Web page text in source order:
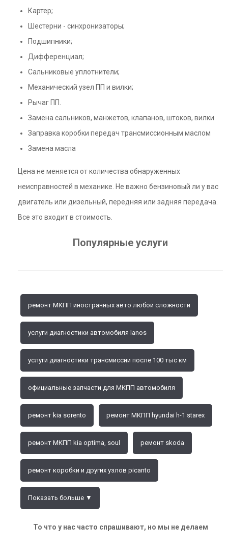
Картер;
Шестерни - синхронизаторы;
Подшипники;
Дифференциал;
Сальниковые уплотнители;
Механический узел ПП и вилки;
Рычаг ПП.
Замена сальников, манжетов, клапанов, штоков, вилки
Заправка коробки передач трансмиссионным маслом
Замена масла
Цена не меняется от количества обнаруженных
неисправностей в механике. Не важно бензиновый ли у вас
двигатель или дизельный, передняя или задняя передача.
Все это входит в стоимость.
Популярные услуги
ремонт МКПП иностранных авто любой сложности
услуги диагностики автомобиля lanos
услуги диагностики трансмиссии после 100 тыс км
официальные запчасти для МКПП автомобиля
ремонт kia sorento ремонт МКПП hyundai h-1 starex
ремонт МКПП kia optima, soul ремонт skoda
ремонт коробки и других узлов picanto
Показать больше ▼
То что у нас часто спрашивают, но мы не делаем